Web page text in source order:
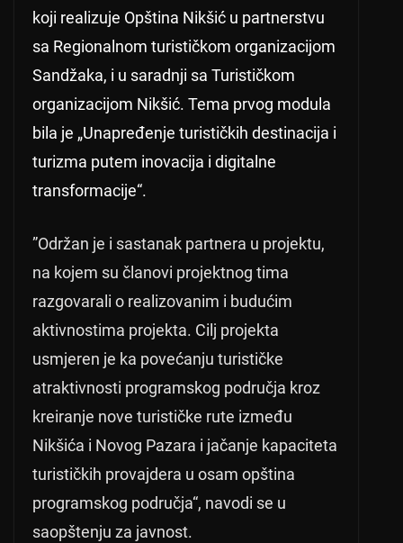
koji realizuje Opština Nikšić u partnerstvu
sa Regionalnom turističkom organizacijom
Sandžaka, i u saradnji sa Turističkom
organizacijom Nikšić. Tema prvog modula
bila je „Unapređenje turističkih destinacija i
turizma putem inovacija i digitalne
transformacije“.
”Održan je i sastanak partnera u projektu,
na kojem su članovi projektnog tima
razgovarali o realizovanim i budućim
aktivnostima projekta. Cilj projekta
usmjeren je ka povećanju turističke
atraktivnosti programskog područja kroz
kreiranje nove turističke rute između
Nikšića i Novog Pazara i jačanje kapaciteta
turističkih provajdera u osam opština
programskog područja“, navodi se u
saopštenju za javnost.